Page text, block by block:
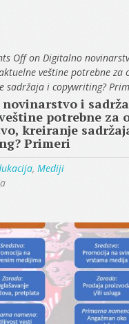
Offon Digitalno
veštine potrebne za
sadržaja i copywriting?
i
potrebne za
kreiranje
Primeri
,Mediji